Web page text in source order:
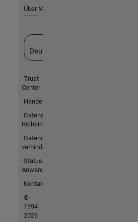
Über MathWorks
Deutschland
Trust
Center
Handelsmarken
Datenschutz-
Richtlinien
Datendiebstahl
verhindern
Status von
Anwendungen
Kontakt
©
1994-
2026